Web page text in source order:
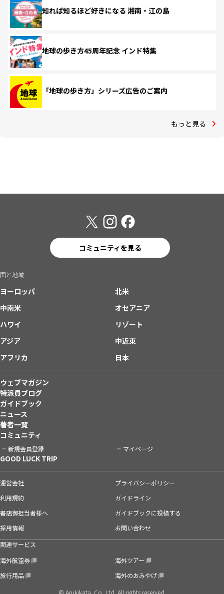
知れば知るほど好きになる 湘南・江の島
地球の歩き方45周年記念 インド特集
「地球の歩き方」シリーズ広告のご案内
もっと見る
コミュニティを見る
国と地域
ヨーロッパ
北米
中南米
オセアニア
ハワイ
リゾート
アジア
中近東
アフリカ
日本
ウェブマガジン
特派員ブログ
ガイドブック
ニュース
著者一覧
コミュニティ
新規会員登録 マイページ
GOOD LUCK TRIP
運営会社
プライバシーポリシー
利用規約
ガイドライン
書店御担当者様へ
ガイドブックに投稿する
採用情報
お問い合わせ
関連サービス
海外航空券
海外ツアー
旅行用品
海外のおみやげ
© Arukikata. Co.,Ltd. All rights reserved.